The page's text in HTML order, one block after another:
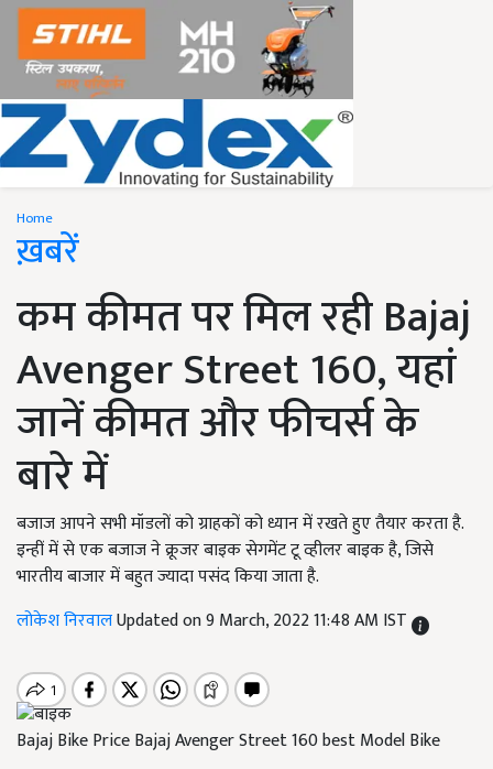
Home
ख़बरें
कम कीमत पर मिल रही Bajaj
Avenger Street 160, यहां
जानें कीमत और फीचर्स के
बारे में
बजाज आपने सभी मॉडलों को ग्राहकों को ध्यान में रखते हुए तैयार करता है.
इन्हीं में से एक बजाज ने क्रूजर बाइक सेगमेंट टू व्हीलर बाइक है, जिसे
भारतीय बाजार में बहुत ज्यादा पसंद किया जाता है.
लोकेश निरवालUpdated on 9 March, 2022 11:48 AM IST
Bajaj Bike Price Bajaj Avenger Street 160 best Model Bike